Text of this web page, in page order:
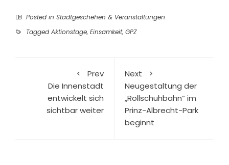
Posted in Stadtgeschehen & Veranstaltungen
Tagged Aktionstage, Einsamkeit, GPZ
Prev
Die Innenstadt
entwickelt sich
sichtbar weiter
Next
Neugestaltung der
„Rollschuhbahn“ im
Prinz-Albrecht-Park
beginnt